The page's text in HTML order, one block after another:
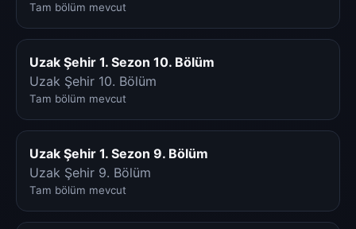
Tam bölüm mevcut
Uzak Şehir 1. Sezon 10. Bölüm
Uzak Şehir 10. Bölüm
Tam bölüm mevcut
Uzak Şehir 1. Sezon 9. Bölüm
Uzak Şehir 9. Bölüm
Tam bölüm mevcut